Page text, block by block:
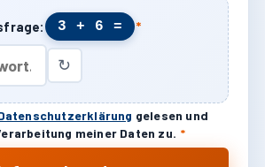
3 + 6 = *
↻
gelesen und
meiner Daten zu. *